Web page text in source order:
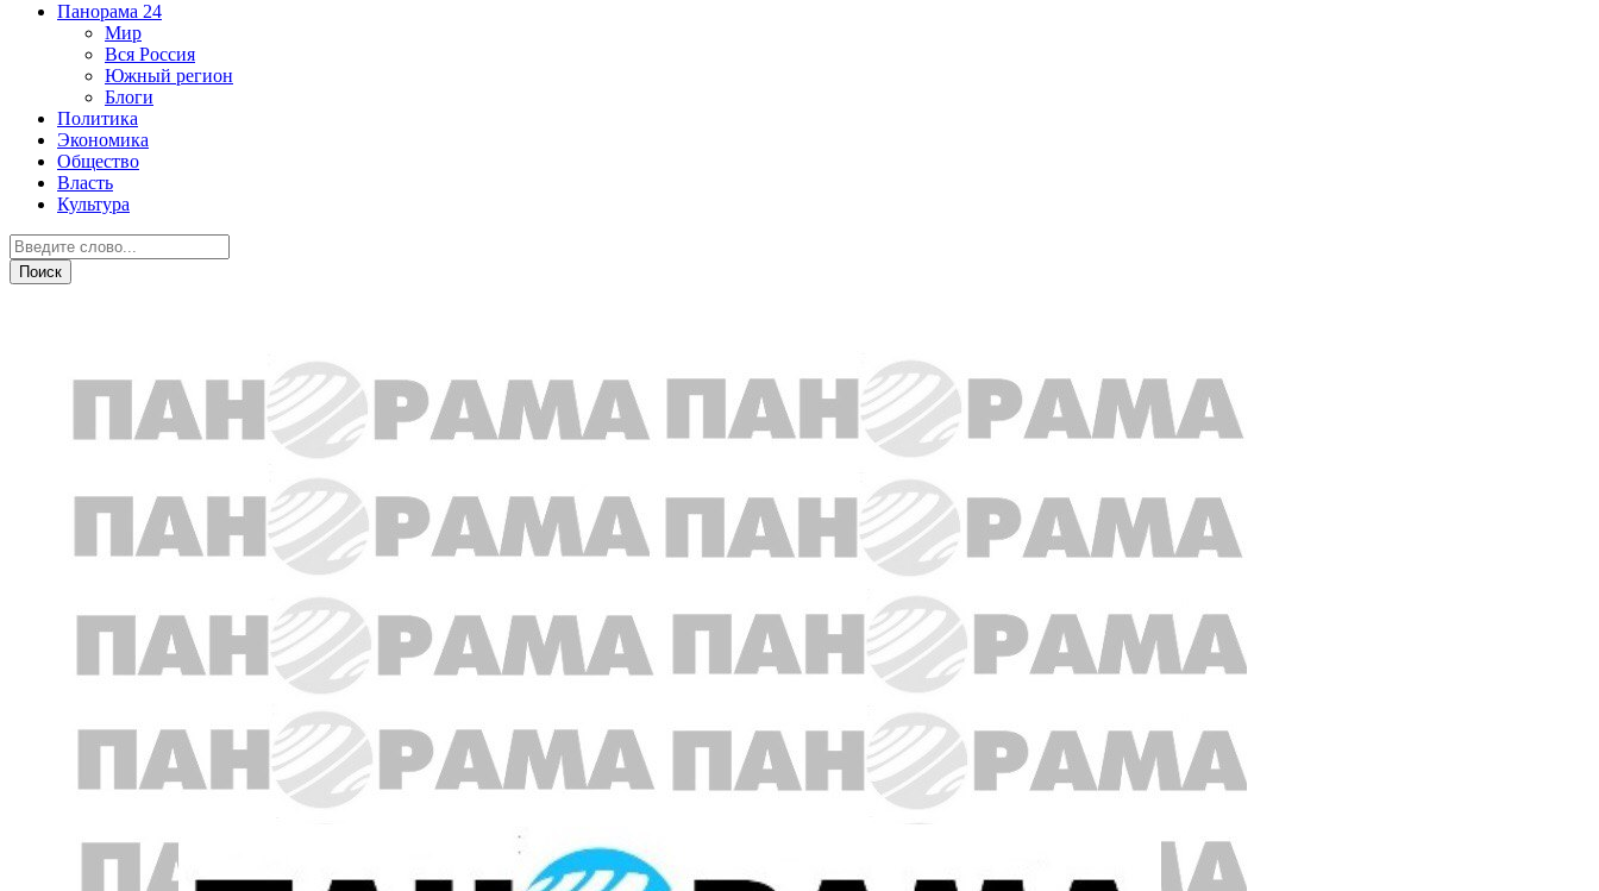
Панорама 24
Мир
Вся Россия
Южный регион
Блоги
Политика
Экономика
Общество
Власть
Культура